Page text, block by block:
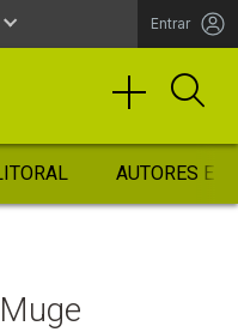
Entrar
AUTORES